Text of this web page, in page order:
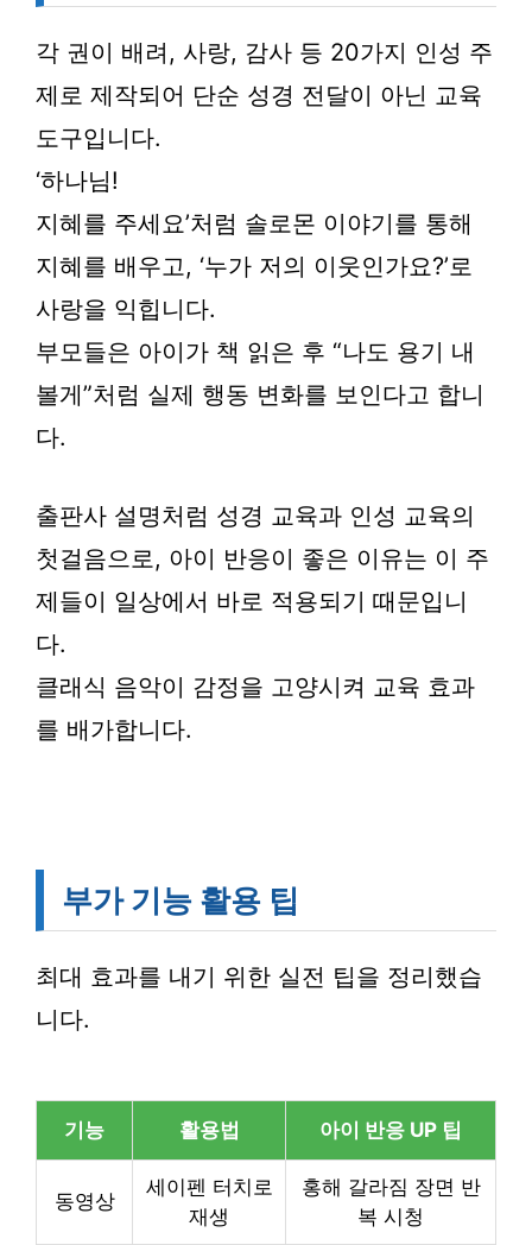
각 권이 배려, 사랑, 감사 등 20가지 인성 주
제로 제작되어 단순 성경 전달이 아닌 교육
도구입니다.
‘하나님!
지혜를 주세요’처럼 솔로몬 이야기를 통해
지혜를 배우고, ‘누가 저의 이웃인가요?’로
사랑을 익힙니다.
부모들은 아이가 책 읽은 후 “나도 용기 내
볼게”처럼 실제 행동 변화를 보인다고 합니
다.
출판사 설명처럼 성경 교육과 인성 교육의
첫걸음으로, 아이 반응이 좋은 이유는 이 주
제들이 일상에서 바로 적용되기 때문입니
다.
클래식 음악이 감정을 고양시켜 교육 효과
를 배가합니다.
부가 기능 활용 팁
최대 효과를 내기 위한 실전 팁을 정리했습
니다.
기능 활용법 아이 반응 UP 팁
동영상
세이펜 터치로
재생
홍해 갈라짐 장면 반
복 시청